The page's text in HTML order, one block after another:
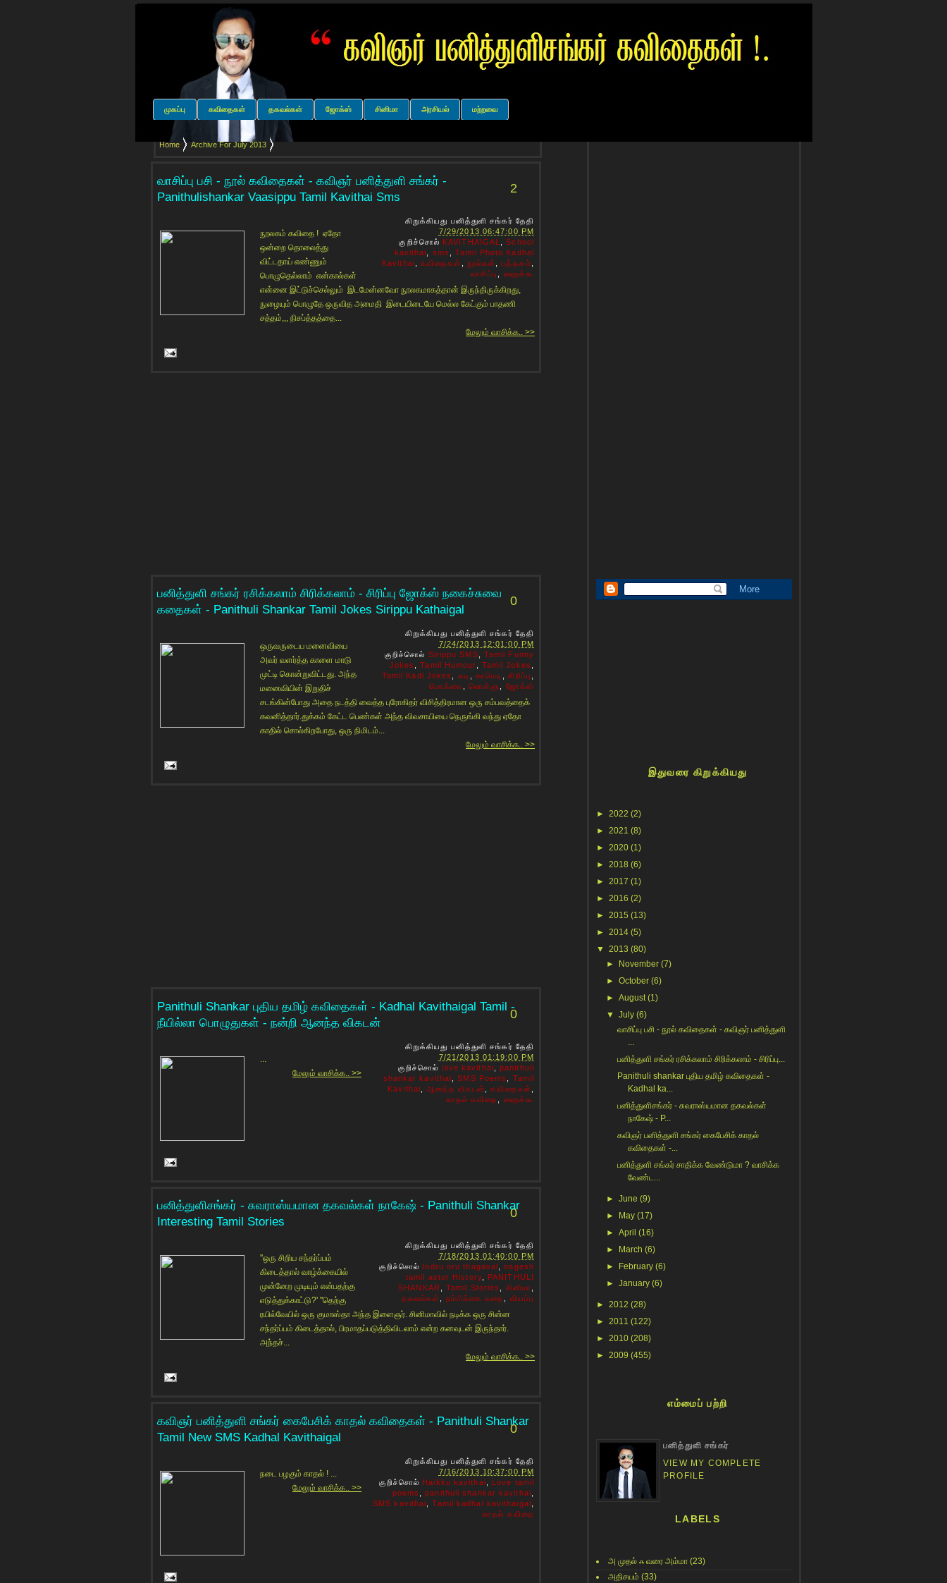
முகப்பு கவிதைகள் தகவல்கள் ஜோக்ஸ் சினிமா அரசியல் மற்றவை
Home Archive For July 2013
வாசிப்பு பசி - நூல் கவிதைகள் - கவிஞர் பனித்துளி சங்கர் -
Panithulishankar Vaasippu Tamil Kavithai Sms
2
கிறுக்கியது பனித்துளி சங்கர் தேதி
7/29/2013 06:47:00 PM
குறிச்சொல் KAVITHAIGAL ,School
kavithai
sms ,Tamil Photo Kadhal
Kavithai ,கவிதைகள் நூல்கள் ,புத்தகம்
வாசிப்பு
ஹைக்கூ
நூலகம் கவிதை ! ஏதோ
ஒன்றை தொலைத்து
விட்டதாய் எண்ணும்
பொழுதெல்லாம் என்கால்கள்
என்னை இட்டுச்செல்லும் இடமேன்னவோ நூலகமாகத்தான் இருந்திருக்கிறது,
நுழையும் பொழுதே ஒருவித அமைதி இடையிடையே மெல்ல கேட்கும் பாதணி
சத்தம்,,, நிசப்த்தத்தை...
மேலும் வாசிக்க.. >>
பனித்துளி சங்கர் ரசிக்கலாம் சிரிக்கலாம் - சிரிப்பு ஜோக்ஸ் நகைச்சுவை
கதைகள் - Panithuli Shankar Tamil Jokes Sirippu Kathaigal
0
கிறுக்கியது பனித்துளி சங்கர் தேதி
7/24/2013 12:01:00 PM
குறிச்சொல் Sirippu SMS
Tamil Funny
Jokes
,Tamil Humour Tamil Jokes
Tamil Kadi Jokes
கடி காமெடி ,சிரிப்பு
மொக்கை
,லொள்ளு ஜோக்ஸ்
ஒருவருடைய மனைவியை
அவர் வளர்த்த காளை மாடு
முட்டி கொன்றுவிட்டது. அந்த
மனைவியின் இறுதிச்
சடங்கின்போது அதை நடத்தி வைத்த புரோகிதர் விசித்திரமான ஒரு சம்பவத்தைக்
கவனித்தார்.துக்கம் கேட்ட பெண்கள் அந்த விவசாயியை நெருங்கி வந்து ஏதோ
காதில் சொல்கிறபோது, ஒரு நிமிடம்...
மேலும் வாசிக்க.. >>
Panithuli Shankar புதிய தமிழ் கவிதைகள் - Kadhal Kavithaigal Tamil -
நீயில்லா பொழுதுகள் - நன்றி ஆனந்த விகடன்
0
கிறுக்கியது பனித்துளி சங்கர் தேதி
7/21/2013 01:19:00 PM
குறிச்சொல் love kavithai ,panithuli
shankar kavithai ,SMS Poems
Tamil
Kavithai ,ஆனந்த விகடன் ,கவிதைகள்
காதல் கவிதை
ஹைக்கூ
மேலும் வாசிக்க.. >>
பனித்துளிசங்கர் - சுவராஸ்யமான தகவல்கள் நாகேஷ் - Panithuli Shankar
Interesting Tamil Stories
0
கிறுக்கியது பனித்துளி சங்கர் தேதி
7/18/2013 01:40:00 PM
குறிச்சொல்
Indru oru thagaval ,nagesh
tamil actor History,
PANITHULI
SHANKAR
,Tamil Stories சினிமா
தகவல்கள்
நம்பிக்கை கதை வியப்பு
''ஒரு சிறிய சந்தர்ப்பம்
கிடைத்தால் வாழ்க்கையில்
முன்னேற முடியும் என்பதற்கு
எடுத்துக்காட்டு?' ''தெற்கு
ரயில்வேயில் ஒரு குமாஸ்தா அந்த இளைஞர். சினிமாவில் நடிக்க ஒரு சின்ன
சந்தர்ப்பம் கிடைத்தால், பிரமாதப்படுத்திவிடலாம் என்ற கனவுடன் இருந்தார்.
அந்தச்...
மேலும் வாசிக்க.. >>
கவிஞர் பனித்துளி சங்கர் கைபேசிக் காதல் கவிதைகள் - Panithuli Shankar
Tamil New SMS Kadhal Kavithaigal
0
கிறுக்கியது பனித்துளி சங்கர் தேதி
7/16/2013 10:37:00 PM
குறிச்சொல் Haikku kavithai
Love tamil
poems
,panithuli shankar kavithai
SMS kavithai
,Tamil kadhal kavithaigal
காதல் கவிதை
நடை பழகும் காதல் ! ...
மேலும் வாசிக்க.. >>
இதுவரை கிறுக்கியது
► 2022 (2)
► 2021 (8)
► 2020 (1)
► 2018 (6)
► 2017 (1)
► 2016 (2)
► 2015 (13)
► 2014 (5)
▼ 2013 (80)
►
November (7)
►October (6)
►August (1)
▼ July (6)
வாசிப்பு பசி - நூல் கவிதைகள் - கவிஞர் பனித்துளி
...
பனித்துளி சங்கர் ரசிக்கலாம் சிரிக்கலாம் - சிரிப்பு...
Panithuli shankar புதிய தமிழ் கவிதைகள் -
Kadhal ka...
பனித்துளிசங்கர் - சுவராஸ்யமான தகவல்கள்
நாகேஷ் - P...
கவிஞர் பனித்துளி சங்கர் கைபேசிக் காதல்
கவிதைகள் -...
பனித்துளி சங்கர் சாதிக்க வேண்டுமா ? வாசிக்க
வேண்ட...
►June (9)
►
May (17)
►April (16)
►
March (6)
►
February (6)
►January (6)
► 2012 (28)
► 2011 (122)
► 2010 (208)
► 2009 (455)
எம்மைப் பற்றி
பனித்துளி சங்கர்
VIEW MY COMPLETE
PROFILE
LABELS
அ முதல் ஃ வரை அம்மா (23)
அதிசயம் (33)